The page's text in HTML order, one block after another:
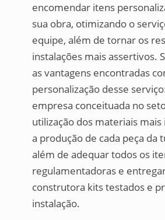
encomendar itens
sua obra, otimizando o
equipe, além de tornar os
instalações mais assertivos.
as vantagens encontradas
personalização desse
empresa conceituada no
utilização dos materiais mais
a produção de cada peça da
além de adequar todos os
regulamentadoras e
construtora kits testados e
instalação.